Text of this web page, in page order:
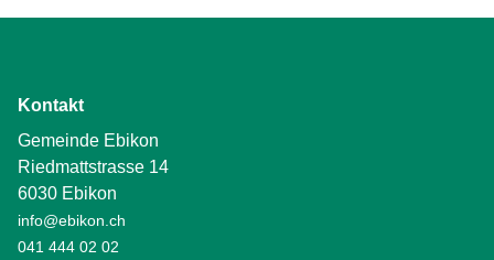
Kontakt
Gemeinde Ebikon
Riedmattstrasse 14
6030 Ebikon
info@ebikon.ch
041 444 02 02